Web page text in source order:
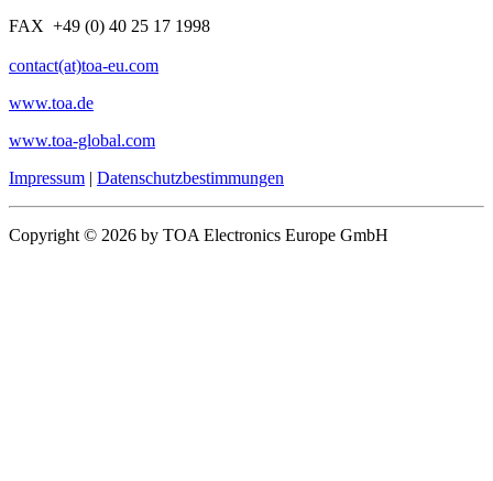
FAX +49 (0) 40 25 17 1998
contact(at)toa-eu.com
www.toa.de
www.toa-global.com
Impressum | Datenschutzbestimmungen
Copyright © 2026 by TOA Electronics Europe GmbH